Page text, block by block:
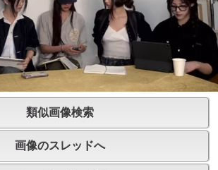
類似画像検索
画像のスレッドへ